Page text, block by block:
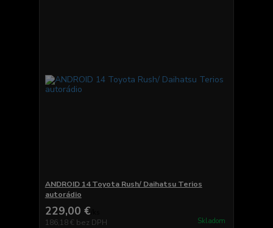
ANDROID 14 Toyota Rush/ Daihatsu Terios
autorádio
229,00 €
186,18 € bez DPH Skladom